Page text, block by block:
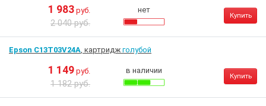
1 983 руб.
2 040 руб.
нет
Купить
Epson C13T03V24A, картридж голубой
1 149 руб.
1 182 руб.
в наличии
Купить